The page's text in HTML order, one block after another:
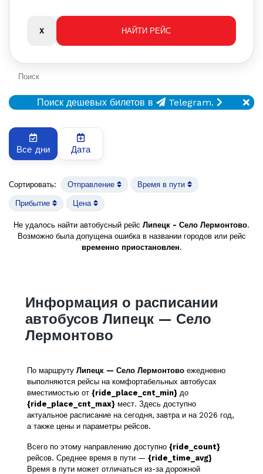
Поиск
Поиск дешевых билетов в Telegram.
Все дни Дата
Сортировать: Отправление Время в пути
Прибытие Цена
Не удалось найти автобусный рейс Липецк - Село Лермонтово.
Возможно была допущена ошибка в названии городов или рейс
временно приостановлен.
Информация о расписании
автобусов Липецк — Село
Лермонтово
По маршруту Липецк — Село Лермонтово ежедневно
выполняются рейсы на комфортабельных автобусах
вместимостью от {ride_place_cnt_min} до
{ride_place_cnt_max} мест. Здесь доступно
актуальное расписание на сегодня, завтра и на 2026 год,
а также цены и параметры рейсов.
Всего по этому направлению доступно {ride_count}
рейсов. Среднее время в пути — {ride_time_avg}
Время в пути может отличаться из-за дорожной